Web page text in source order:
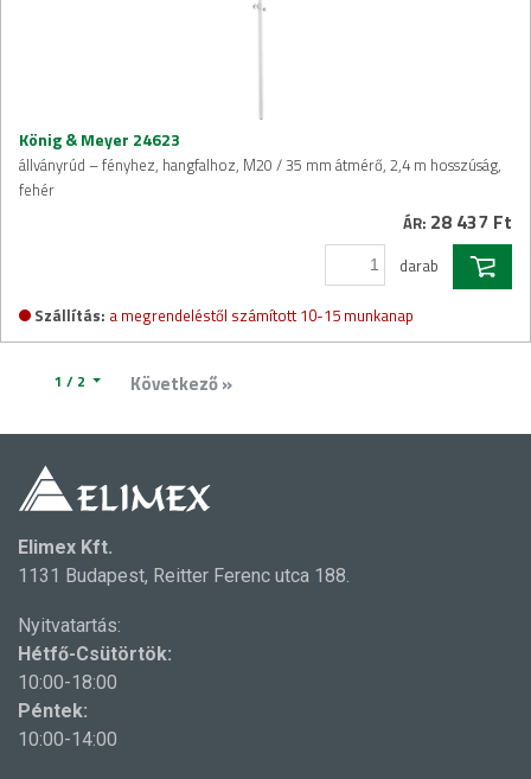
König & Meyer 24623
állványrúd – fényhez, hangfalhoz, M20 / 35 mm átmérő, 2,4 m hosszúság,
fehér
ÁR: 28 437 Ft
darab
Szállítás: a megrendeléstől számított 10-15 munkanap
1 / 2 Következő »
Elimex Kft.
1131 Budapest, Reitter Ferenc utca 188.
Nyitvatartás:
Hétfő-Csütörtök:
10:00-18:00
Péntek:
10:00-14:00